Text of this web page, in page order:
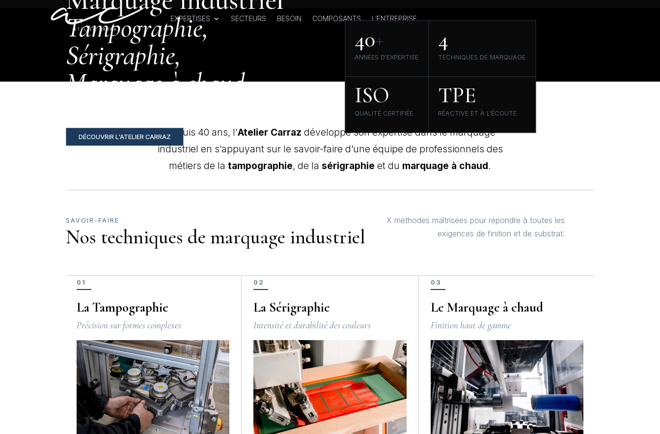
EXPERTISES SECTEURS BESOIN COMPOSANTS L’ENTREPRISE
Tampographie,
Sérigraphie,
Marquage à chaud
DÉCOUVRIR L'ATELIER CARRAZ
40+
ANNÉES D'EXPERTISE
4
TECHNIQUES DE MARQUAGE
ISO
QUALITÉ CERTIFIÉE
TPE
RÉACTIVE ET À L'ÉCOUTE
Depuis 40 ans, l’Atelier Carraz développe son expertise dans le marquage
industriel en s’appuyant sur le savoir-faire d’une équipe de professionnels des
métiers de la tampographie, de la sérigraphie et du marquage à chaud.
SAVOIR-FAIRE
Nos techniques de marquage industriel
X méthodes maîtrisées pour répondre à toutes les
exigences de finition et de substrat.
01
La Tampographie
Précision sur formes complexes
02
La Sérigraphie
Intensité et durabilité des couleurs
03
Le Marquage à chaud
Finition haut de gamme